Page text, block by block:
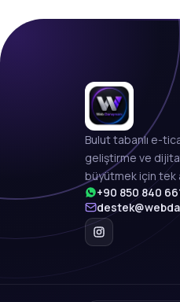
Bulut tabanlı e-
geliştirme ve dijital
büyütmek için tek
+90 850 840